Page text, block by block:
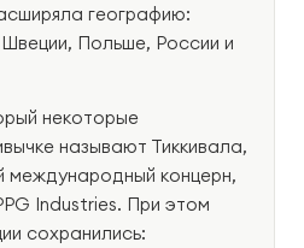
географию:
Польше, России и
некоторые
называют Тиккивала,
международный концерн,
Industries. При этом
сохранились: